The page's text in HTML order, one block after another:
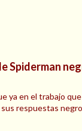
Spiderman
ya en el trabajo
respuestas